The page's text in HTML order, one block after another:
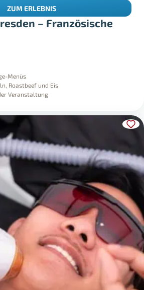
– Französische
Menüs
Roastbeef und Eis
Veranstaltung
ZUM ERLEBNIS